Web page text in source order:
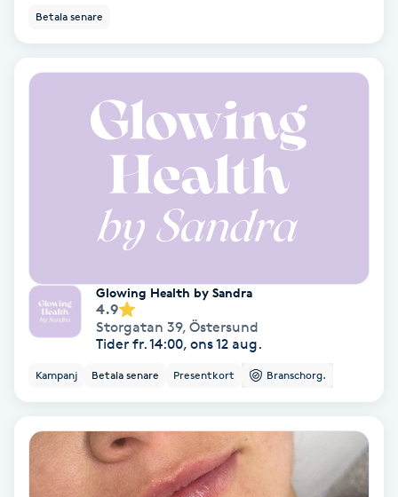
Hot yoga
Huduppstramning
Hyaluronsyra
Hyperhidros
Hypnos
Hårbottenbehandling
Hårförlängning
Betala senare
Glowing Health by Sandra
4.9
Storgatan 39, Östersund
Tider fr. 14:00, ons 12 aug.
Kampanj Betala senare Presentkort Branschorg.